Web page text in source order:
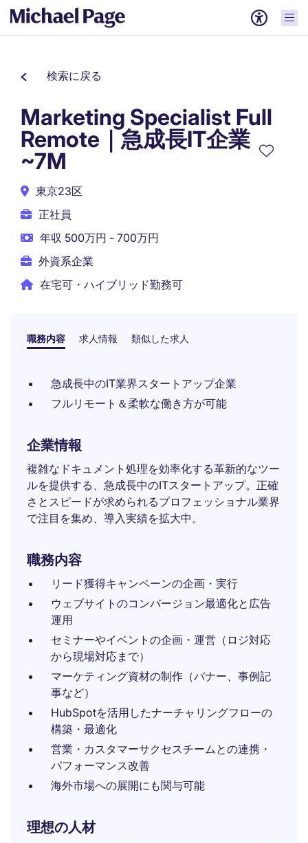
検索に戻る
Marketing Specialist Full
Remote｜急成長IT企業
~7M
東京23区
正社員
年収 500万円 - 700万円
外資系企業
在宅可・ハイブリッド勤務可
職務内容 求人情報 類似した求人
急成長中のIT業界スタートアップ企業
フルリモート＆柔軟な働き方が可能
企業情報
複雑なドキュメント処理を効率化する革新的なツー
ルを提供する、急成長中のITスタートアップ。正確
さとスピードが求められるプロフェッショナル業界
で注目を集め、導入実績を拡大中。
職務内容
リード獲得キャンペーンの企画・実行
ウェブサイトのコンバージョン最適化と広告
運用
セミナーやイベントの企画・運営（ロジ対応
から現場対応まで）
マーケティング資材の制作（バナー、事例記
事など）
HubSpotを活用したナーチャリングフローの
構築・最適化
営業・カスタマーサクセスチームとの連携・
パフォーマンス改善
海外市場への展開にも関与可能
理想の人材